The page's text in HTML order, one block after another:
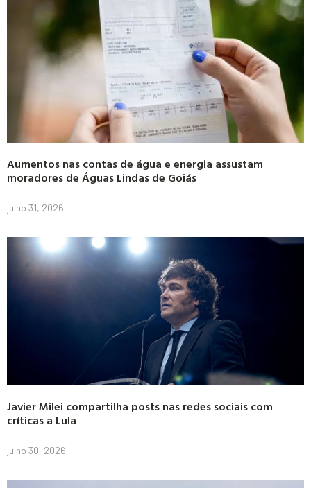
Aumentos nas contas de água e energia assustam
moradores de Águas Lindas de Goiás
julho 31, 2026
Javier Milei compartilha posts nas redes sociais com
críticas a Lula
julho 30, 2026